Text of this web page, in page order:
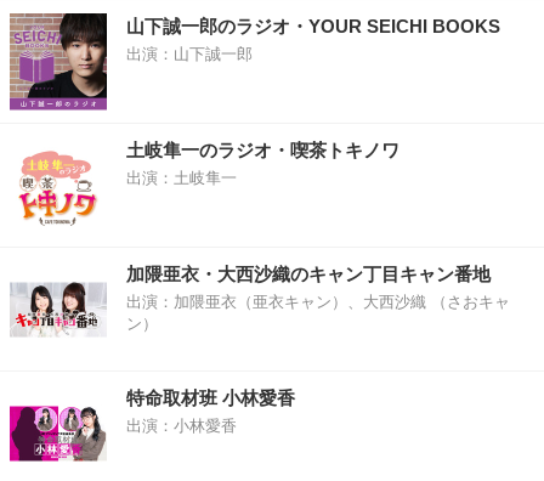
山下誠一郎のラジオ・YOUR SEICHI BOOKS
出演：山下誠一郎
土岐隼一のラジオ・喫茶トキノワ
出演：土岐隼一
加隈亜衣・大西沙織のキャン丁目キャン番地
出演：加隈亜衣（亜衣キャン）、大西沙織 （さおキャ
ン）
特命取材班 小林愛香
出演：小林愛香